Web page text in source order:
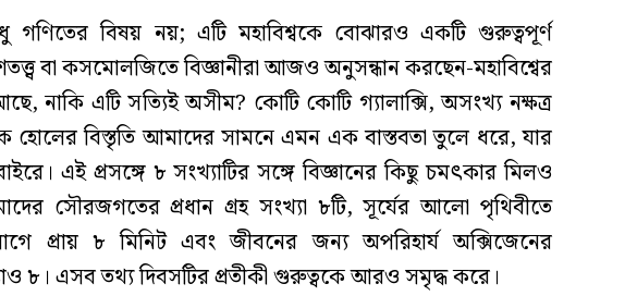
বিষয় নয়; এটি মহাবিশ্বকে বোঝারও একটি গুরুত্বপূর্ণ
বা কসমোলজিতে বিজ্ঞানীরা আজও অনুসন্ধান করছেন-মহাবিশ্বের
নাকি এটি সত্যিই অসীম? কোটি কোটি গ্যালাক্সি, অসংখ্য নক্ষত্র
হোলের বিস্তৃতি আমাদের সামনে এমন এক বাস্তবতা তুলে ধরে, যার
এই প্রসঙ্গে ৮ সংখ্যাটির সঙ্গে বিজ্ঞানের কিছু চমৎকার মিলও
সৌরজগতের প্রধান গ্রহ সংখ্যা ৮টি, সূর্যের আলো পৃথিবীতে
প্রায় ৮ মিনিট এবং জীবনের জন্য অপরিহার্য অক্সিজেনের
৮। এসব তথ্য দিবসটির প্রতীকী গুরুত্বকে আরও সমৃদ্ধ করে।